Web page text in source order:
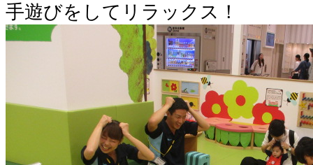
手遊びをしてリラックス！